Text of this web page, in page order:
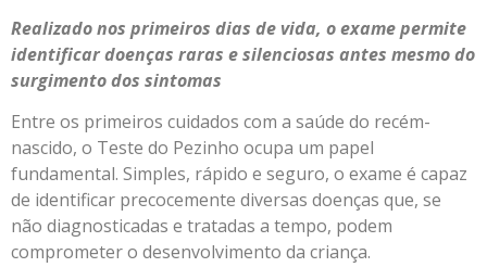
Realizado nos primeiros dias de vida, o exame permite
identificar doenças raras e silenciosas antes mesmo do
surgimento dos sintomas
Entre os primeiros cuidados com a saúde do recém-
nascido, o Teste do Pezinho ocupa um papel
fundamental. Simples, rápido e seguro, o exame é capaz
de identificar precocemente diversas doenças que, se
não diagnosticadas e tratadas a tempo, podem
comprometer o desenvolvimento da criança.